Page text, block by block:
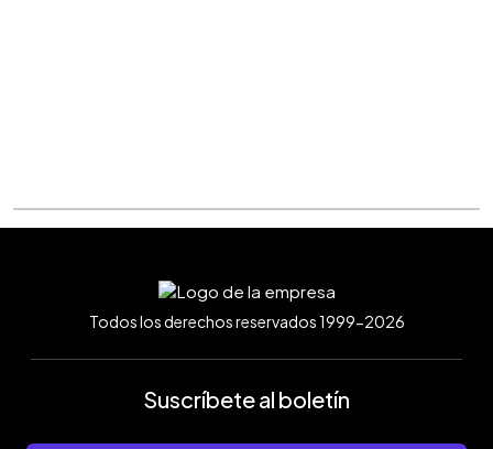
Todos los derechos reservados 1999-2026
Suscríbete al boletín